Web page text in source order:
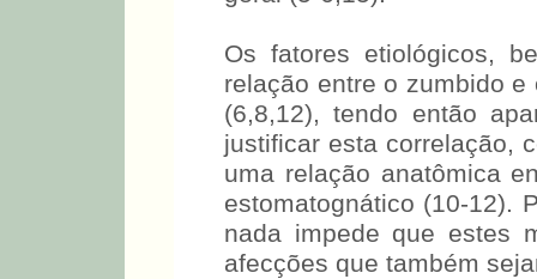
Os fatores etiológicos,
relação entre o zumbido
(6,8,12), tendo então
justificar esta correlação,
uma relação anatômica
estomatognático (10-12).
nada impede que estes
afecções que também